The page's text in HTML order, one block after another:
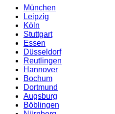
München
Leipzig
Köln
Stuttgart
Essen
Düsseldorf
Reutlingen
Hannover
Bochum
Dortmund
Augsburg
Böblingen